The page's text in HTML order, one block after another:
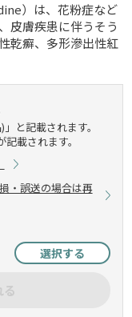
）は、花粉症など
皮膚疾患に伴うそう
乾癬、多形滲出性紅
と記載されます。
載されます。
・誤送の場合は再
選択する